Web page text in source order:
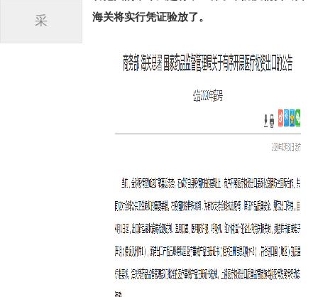
采
海关将实行凭证验放了。